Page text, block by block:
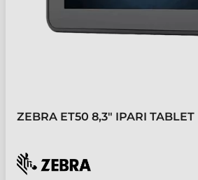
ZEBRA ET50 8,3" IPARI TABLET